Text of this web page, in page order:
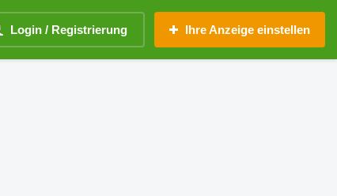
Login / Registrierung Ihre Anzeige einstellen